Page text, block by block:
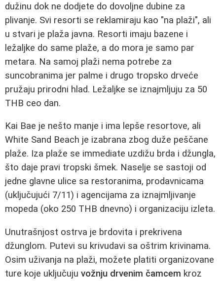
dužinu dok ne dodjete do dovoljne dubine za
plivanje. Svi resorti se reklamiraju kao "na plaži", ali
u stvari je plaža javna. Resorti imaju bazene i
ležaljke do same plaže, a do mora je samo par
metara. Na samoj plaži nema potrebe za
suncobranima jer palme i drugo tropsko drveće
pružaju prirodni hlad. Ležaljke se iznajmljuju za 50
THB ceo dan.
Kai Bae je nešto manje i ima lepše resortove, ali
White Sand Beach je izabrana zbog duže peščane
plaže. Iza plaže se immediate uzdižu brda i džungla,
što daje pravi tropski šmek. Naselje se sastoji od
jedne glavne ulice sa restoranima, prodavnicama
(uključujući 7/11) i agencijama za iznajmljivanje
mopeda (oko 250 THB dnevno) i organizaciju izleta.
Unutrašnjost ostrva je brdovita i prekrivena
džunglom. Putevi su krivudavi sa oštrim krivinama.
Osim uživanja na plaži, možete platiti organizovane
ture koje uključuju vožnju drvenim čamcem kroz